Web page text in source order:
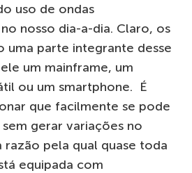
uso de ondas
nosso dia-a-dia. Claro, os
uma parte integrante desse
um mainframe, um
ou um smartphone. É
que facilmente se pode
sem gerar variações no
razão pela qual quase toda
equipada com